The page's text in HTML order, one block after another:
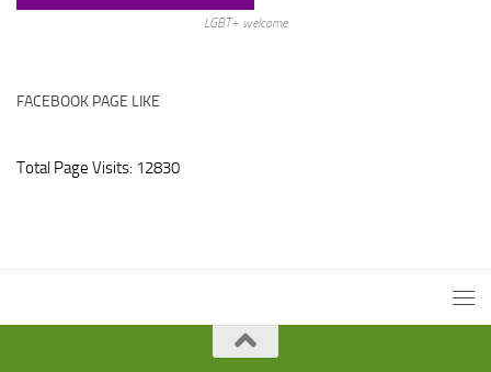
LGBT+ welcome
FACEBOOK PAGE LIKE
Total Page Visits: 12830